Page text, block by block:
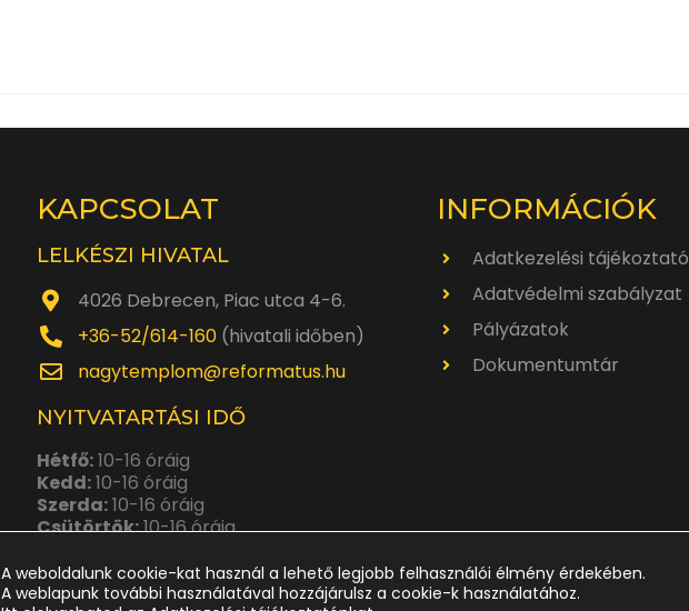
10
KAPCSOLAT
LELKÉSZI HIVATAL
4026 Debrecen, Piac utca 4-6.
+36-52/614-160 (hivatali időben)
nagytemplom@reformatus.hu
NYITVATARTÁSI IDŐ
Hétfő:10-16 óráig
Kedd:10-16 óráig
Szerda:10-16 óráig
Csütörtök:10-16 óráig
INFORMÁCIÓK
Adatkezelési tájékoztató
Adatvédelmi szabályzat
Pályázatok
Dokumentumtár
A weboldalunk cookie-kat használ a lehető legjobb felhasználói élmény érdekében.
A weblapunk további használatával hozzájárulsz a cookie-k használatához.